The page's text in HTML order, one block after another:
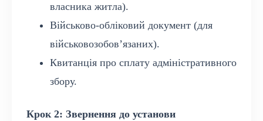
власника житла).
Військово-обліковий документ (для
військовозобов’язаних).
Квитанція про сплату адміністративного
збору.
Крок 2: Звернення до установи